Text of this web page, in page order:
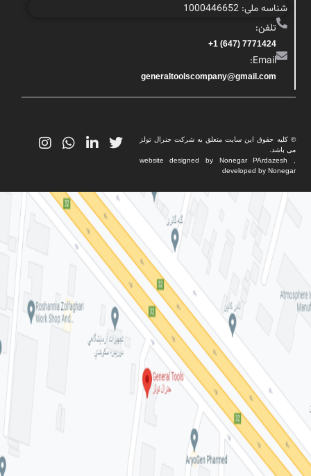
شناسه ملی: 1000446652
تلفن:
7771424 (647) 1+
Email:
generaltoolscompany@gmail.com
© کلیه حقوق این سایت متعلق به شرکت جنرال تولز
می باشد.
website designed by Nonegar PArdazesh ,
developed by Nonegar